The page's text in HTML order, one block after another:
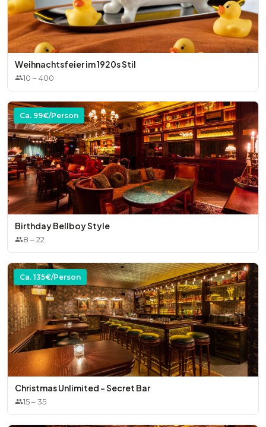
Weihnachtsfeier im 1920s Stil
10 –400
Ca. 99€/Person
Birthday Bellboy Style
8 –22
Ca. 135€/Person
Christmas Unlimited - Secret Bar
15–35